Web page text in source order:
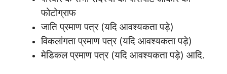
फोटोग्राफ
जाति प्रमाण पत्र (यदि आवश्यकता पड़े)
विकलांगता प्रमाण पत्र (यदि आवश्यकता पड़े)
मेडिकल प्रमाण पत्र (यदि आवश्यकता पड़े) आदि.